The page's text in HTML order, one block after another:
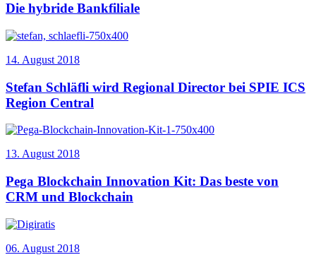
Die hybride Bankfiliale
14. August 2018
Stefan Schläfli wird Regional Director bei SPIE ICS
Region Central
13. August 2018
Pega Blockchain Innovation Kit: Das beste von
CRM und Blockchain
06. August 2018